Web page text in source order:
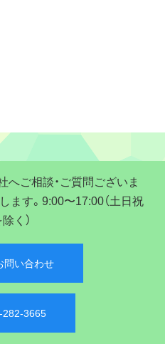
ご相談・ご質問ございま
ます。9:00〜17:00（土日祝
く）
問い合わせ
282-3665